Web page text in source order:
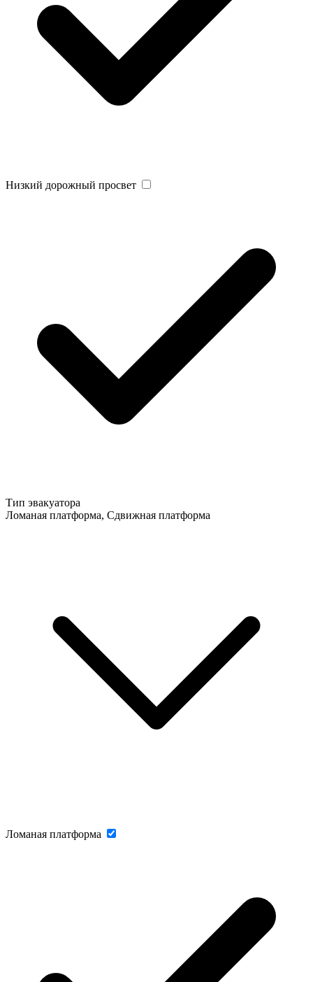
Низкий дорожный просвет
Тип эвакуатора
Ломаная платформа, Сдвижная платформа
Ломаная платформа